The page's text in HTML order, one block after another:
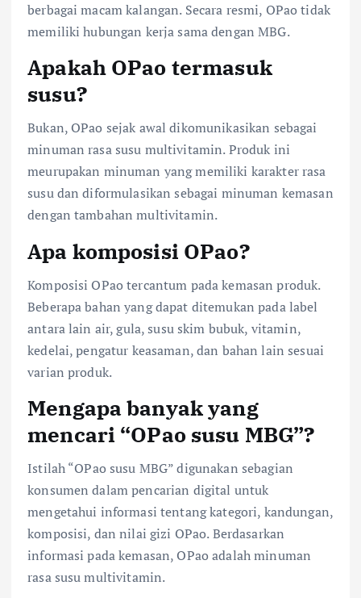
berbagai macam kalangan. Secara resmi, OPao tidak
memiliki hubungan kerja sama dengan MBG.
Apakah OPao termasuk
susu?
Bukan, OPao sejak awal dikomunikasikan sebagai
minuman rasa susu multivitamin. Produk ini
meurupakan minuman yang memiliki karakter rasa
susu dan diformulasikan sebagai minuman kemasan
dengan tambahan multivitamin.
Apa komposisi OPao?
Komposisi OPao tercantum pada kemasan produk.
Beberapa bahan yang dapat ditemukan pada label
antara lain air, gula, susu skim bubuk, vitamin,
kedelai, pengatur keasaman, dan bahan lain sesuai
varian produk.
Mengapa banyak yang
mencari “OPao susu MBG”?
Istilah “OPao susu MBG” digunakan sebagian
konsumen dalam pencarian digital untuk
mengetahui informasi tentang kategori, kandungan,
komposisi, dan nilai gizi OPao. Berdasarkan
informasi pada kemasan, OPao adalah minuman
rasa susu multivitamin.